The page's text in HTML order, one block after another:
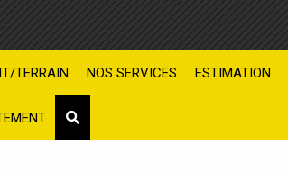
TERRAIN NOS SERVICES ESTIMATION